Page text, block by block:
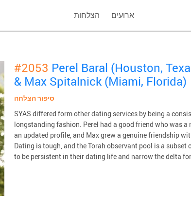
הצלחות ארועים
#2053 Perel Baral (Houston,
& Max Spitalnick (Miami, Florida)
סיפור הצלחה
SYAS differed form other dating services by being a
longstanding fashion. Perel had a good friend who was
an updated profile, and Max grew a genuine friendship
Dating is tough, and the Torah observant pool is a
to be persistent in their dating life and narrow the delta